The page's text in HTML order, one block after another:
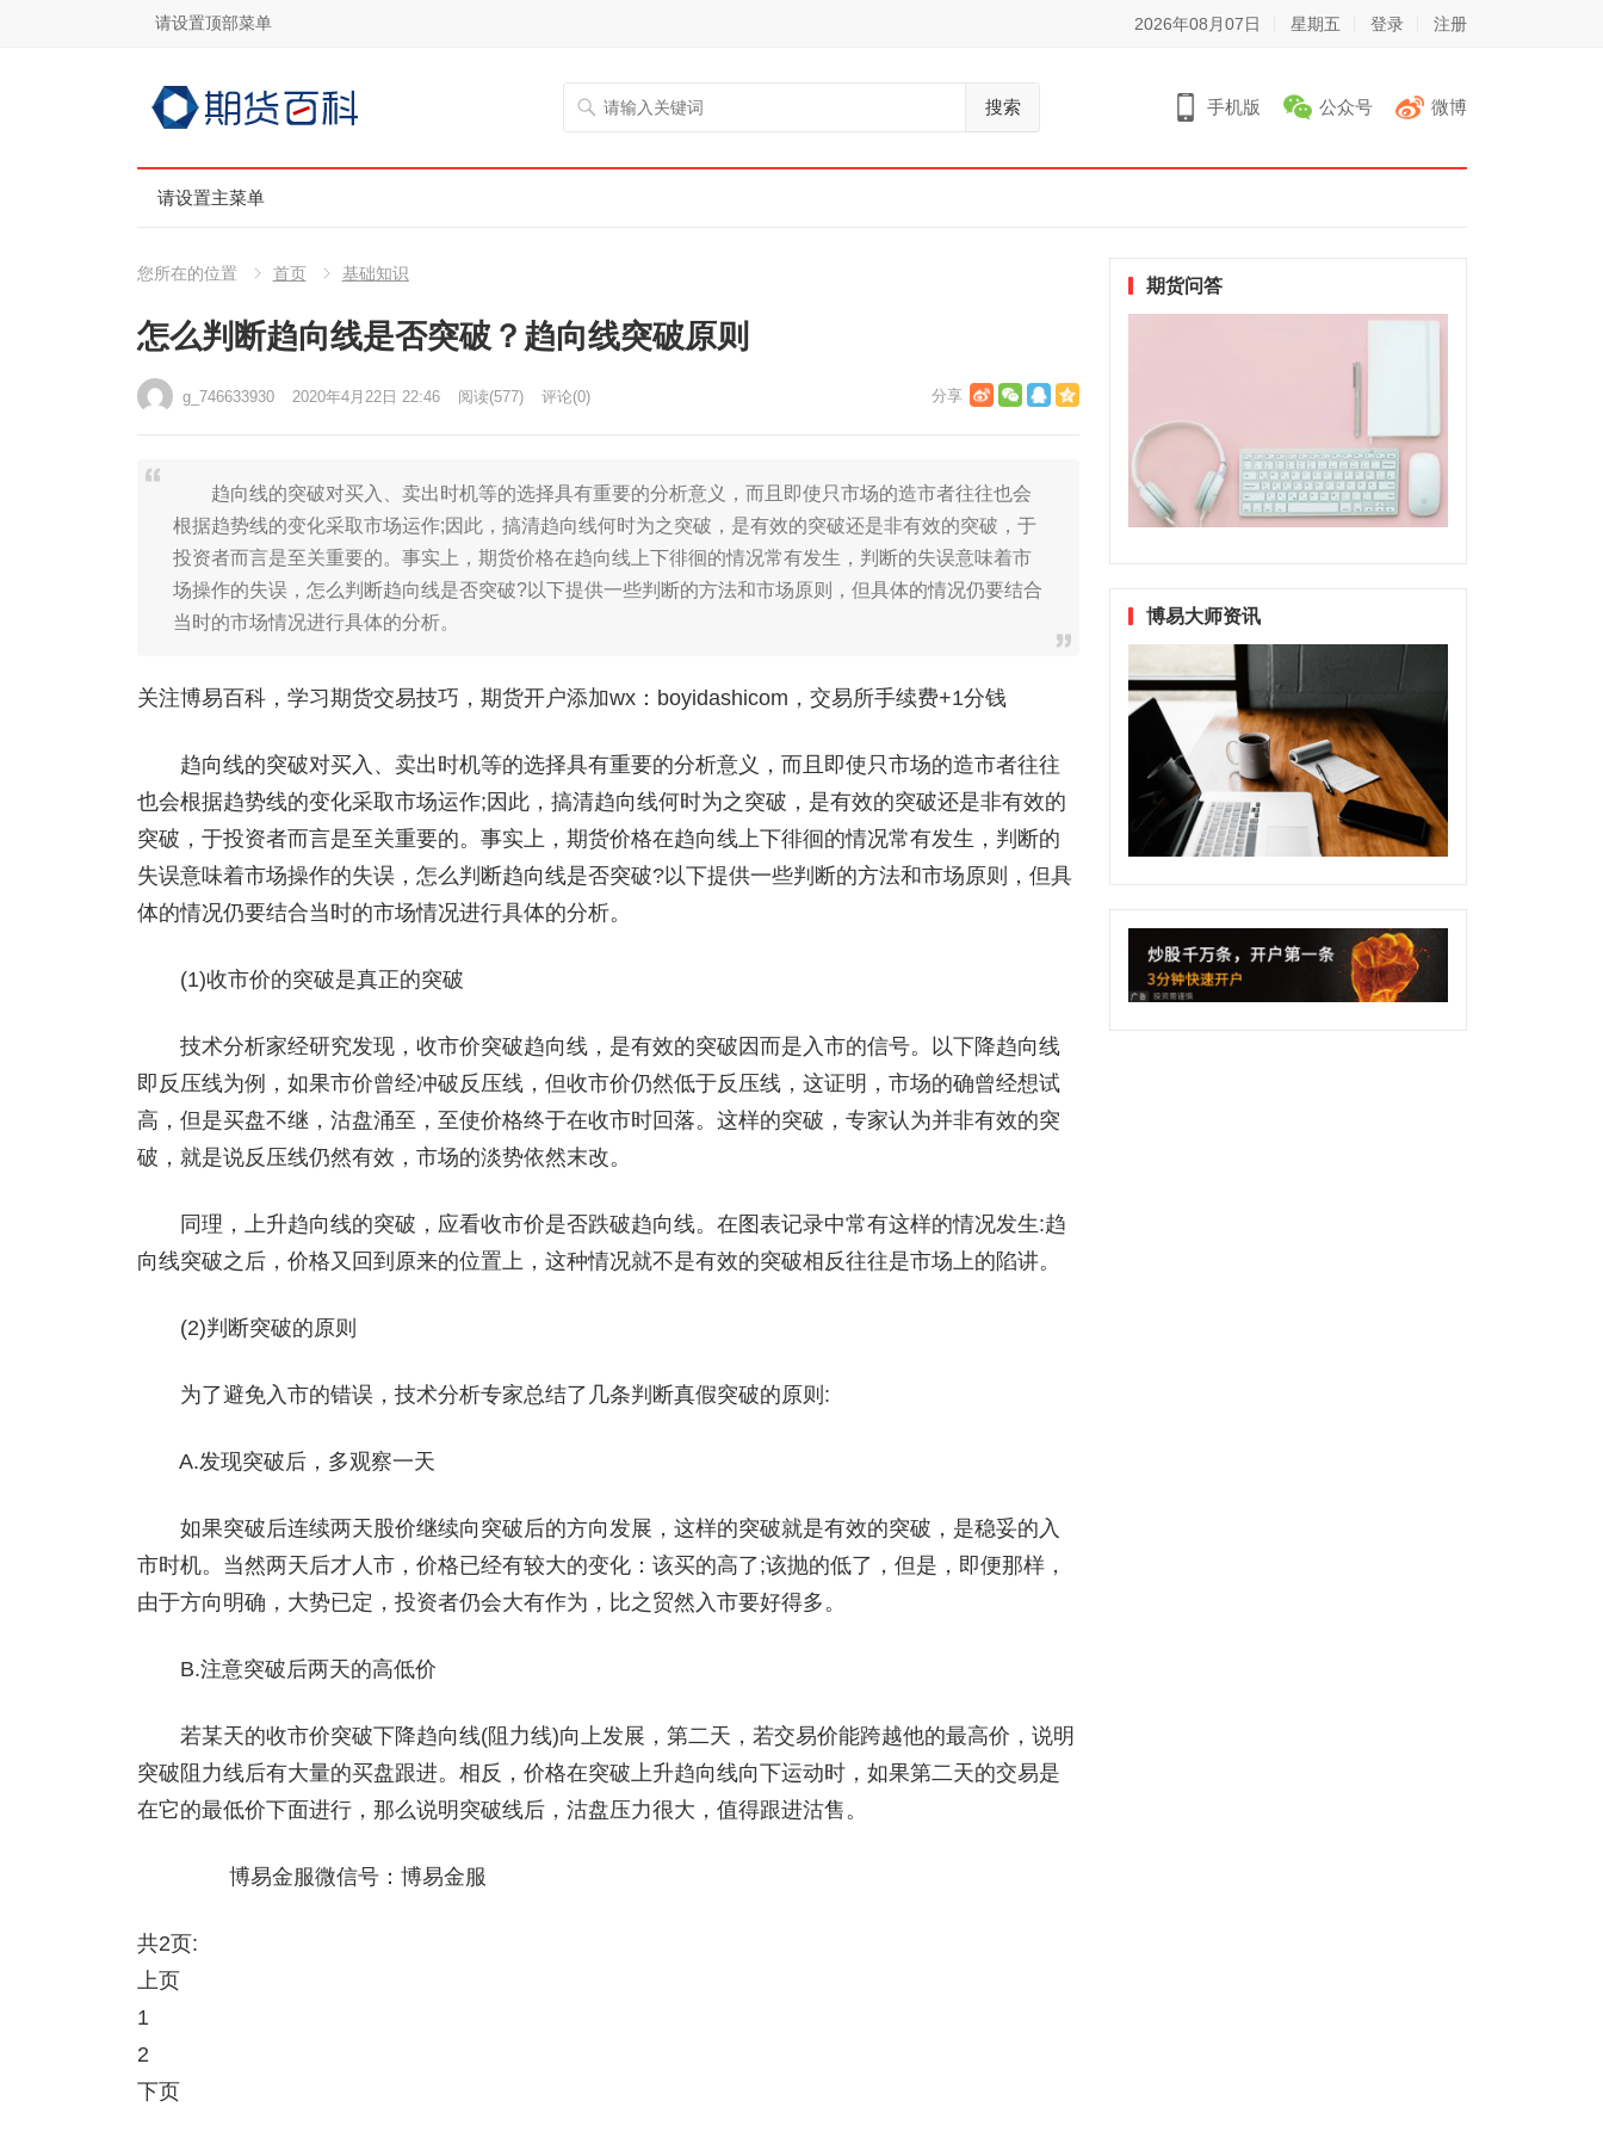
请设置顶部菜单 2026年08月07日 星期五 登录 注册
搜索 手机版 公众号 微博
请设置主菜单
您所在的位置 首页 基础知识
怎么判断趋向线是否突破？趋向线突破原则
g_746633930 2020年4月22日 22:46 阅读(577) 评论(0)
趋向线的突破对买入、卖出时机等的选择具有重要的分析意义，而且即使只市场的造市者往往也会
根据趋势线的变化采取市场运作;因此，搞清趋向线何时为之突破，是有效的突破还是非有效的突破，于
投资者而言是至关重要的。事实上，期货价格在趋向线上下徘徊的情况常有发生，判断的失误意味着市
场操作的失误，怎么判断趋向线是否突破?以下提供一些判断的方法和市场原则，但具体的情况仍要结合
当时的市场情况进行具体的分析。
关注博易百科，学习期货交易技巧，期货开户添加wx：boyidashicom，交易所手续费+1分钱
趋向线的突破对买入、卖出时机等的选择具有重要的分析意义，而且即使只市场的造市者往往
也会根据趋势线的变化采取市场运作;因此，搞清趋向线何时为之突破，是有效的突破还是非有效的
突破，于投资者而言是至关重要的。事实上，期货价格在趋向线上下徘徊的情况常有发生，判断的
失误意味着市场操作的失误，怎么判断趋向线是否突破?以下提供一些判断的方法和市场原则，但具
体的情况仍要结合当时的市场情况进行具体的分析。
(1)收市价的突破是真正的突破
技术分析家经研究发现，收市价突破趋向线，是有效的突破因而是入市的信号。以下降趋向线
即反压线为例，如果市价曾经冲破反压线，但收市价仍然低于反压线，这证明，市场的确曾经想试
高，但是买盘不继，沽盘涌至，至使价格终于在收市时回落。这样的突破，专家认为并非有效的突
破，就是说反压线仍然有效，市场的淡势依然末改。
同理，上升趋向线的突破，应看收市价是否跌破趋向线。在图表记录中常有这样的情况发生:趋
向线突破之后，价格又回到原来的位置上，这种情况就不是有效的突破相反往往是市场上的陷讲。
(2)判断突破的原则
为了避免入市的错误，技术分析专家总结了几条判断真假突破的原则:
A.发现突破后，多观察一天
如果突破后连续两天股价继续向突破后的方向发展，这样的突破就是有效的突破，是稳妥的入
市时机。当然两天后才人市，价格已经有较大的变化：该买的高了;该抛的低了，但是，即便那样，
由于方向明确，大势已定，投资者仍会大有作为，比之贸然入市要好得多。
B.注意突破后两天的高低价
若某天的收市价突破下降趋向线(阻力线)向上发展，第二天，若交易价能跨越他的最高价，说明
突破阻力线后有大量的买盘跟进。相反，价格在突破上升趋向线向下运动时，如果第二天的交易是
在它的最低价下面进行，那么说明突破线后，沽盘压力很大，值得跟进沽售。
博易金服微信号：博易金服
共2页:
上页
1
2
下页
期货问答
博易大师资讯